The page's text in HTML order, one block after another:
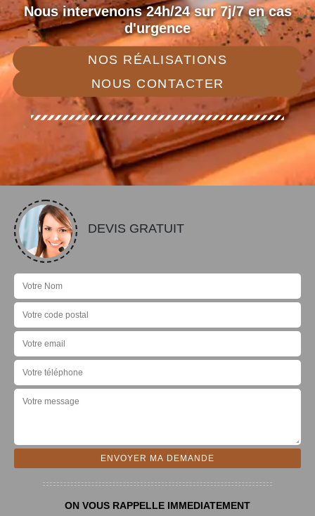
Nous intervenons 24h/24 sur 7j/7 en cas
d'urgence
NOS RÉALISATIONS
NOUS CONTACTER
DEVIS GRATUIT
ON VOUS RAPPELLE IMMEDIATEMENT